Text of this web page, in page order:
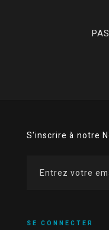
S'inscrire à notre
SE CONNECTER